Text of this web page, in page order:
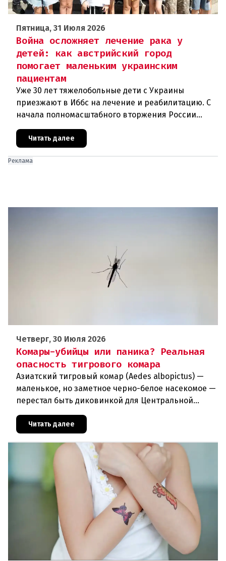
Пятница, 31 Июля 2026
Война осложняет лечение рака у
детей: как австрийский город
помогает маленьким украинским
пациентам
Уже 30 лет тяжелобольные дети с Украины
приезжают в Иббс на лечение и реабилитацию. С
начала полномасштабного вторжения России
доступной.Трагедия Чернобыля
Читать далее
Реклама
Четверг, 30 Июля 2026
Комары-убийцы или паника? Реальная
опасность тигрового комара
Азиатский тигровый комар (Aedes albopictus) —
маленькое, но заметное черно-белое насекомое —
перестал быть диковинкой для Центральной
обосновался в регионе и теперь
Читать далее